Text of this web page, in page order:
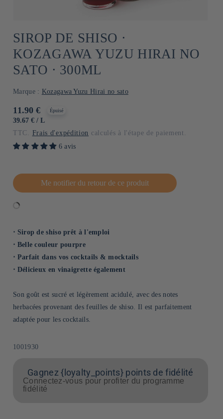
SIROP DE SHISO ⋅
KOZAGAWA YUZU HIRAI NO
SATO ⋅ 300ML
Marque : Kozagawa Yuzu Hirai no sato
Prix
habituel
11.90 €
PRIX
39.67 € / PAR
L
Épuisé
TTC. Frais d'expédition calculés à l'étape de paiement.
6 avis
Me notifier du retour de ce produit
⋅ Sirop de shiso prêt à l'emploi
⋅ Belle couleur pourpre
⋅ Parfait dans vos cocktails & mocktails
⋅ Délicieux en vinaigrette également
Son goût est sucré et légèrement acidulé, avec des notes
herbacées provenant des feuilles de shiso. Il est parfaitement
adaptée pour les cocktails.
SKU:
1001930
Gagnez {loyalty_points} points de fidélité
Connectez-vous pour profiter du programme
fidélité